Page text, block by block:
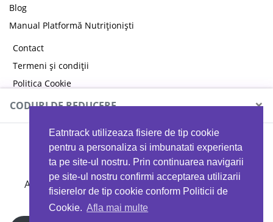
Eatntrack utilizeaza fisiere de tip cookie
pentru a personaliza si imbunatati experienta
ta pe site-ul nostru. Prin continuarea navigarii
pe site-ul nostru confirmi acceptarea utilizarii
fisierelor de tip cookie conform Politicii de
Cookie. Afla mai multe
Blog
Manual Platformă Nutriționiști
Contact
Termeni și condiții
Politica Cookie
Politica de confidențialitate
CODURI DE REDUCERE ×
MYPROTEIN
Ai 40%reducere la orice comandă folosind codul
EATTRACK